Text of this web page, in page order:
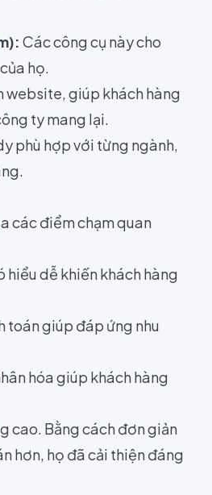
Các công cụ này cho
họ.
website, giúp khách hàng
ty mang lại.
phù hợp với từng ngành,
các điểm chạm quan
hiểu dễ khiến khách hàng
toán giúp đáp ứng nhu
hóa giúp khách hàng
cao. Bằng cách đơn giản
hơn, họ đã cải thiện đáng